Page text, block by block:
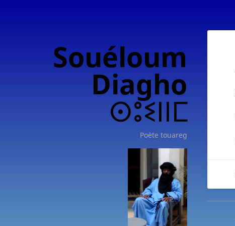
Souéloum
Diagho
ⵙⵓⵉⵏⵏⵎ
Poète touareg